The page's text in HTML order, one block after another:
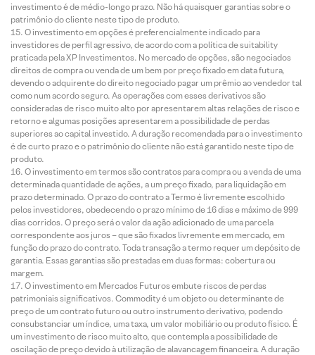
investimento é de médio-longo prazo. Não há quaisquer garantias sobre o
patrimônio do cliente neste tipo de produto.
O investimento em opções é preferencialmente indicado para
investidores de perfil agressivo, de acordo com a política de suitability
praticada pela XP Investimentos. No mercado de opções, são negociados
direitos de compra ou venda de um bem por preço fixado em data futura,
devendo o adquirente do direito negociado pagar um prêmio ao vendedor tal
como num acordo seguro. As operações com esses derivativos são
consideradas de risco muito alto por apresentarem altas relações de risco e
retorno e algumas posições apresentarem a possibilidade de perdas
superiores ao capital investido. A duração recomendada para o investimento
é de curto prazo e o patrimônio do cliente não está garantido neste tipo de
produto.
O investimento em termos são contratos para compra ou a venda de uma
determinada quantidade de ações, a um preço fixado, para liquidação em
prazo determinado. O prazo do contrato a Termo é livremente escolhido
pelos investidores, obedecendo o prazo mínimo de 16 dias e máximo de 999
dias corridos. O preço será o valor da ação adicionado de uma parcela
correspondente aos juros – que são fixados livremente em mercado, em
função do prazo do contrato. Toda transação a termo requer um depósito de
garantia. Essas garantias são prestadas em duas formas: cobertura ou
margem.
O investimento em Mercados Futuros embute riscos de perdas
patrimoniais significativos. Commodity é um objeto ou determinante de
preço de um contrato futuro ou outro instrumento derivativo, podendo
consubstanciar um índice, uma taxa, um valor mobiliário ou produto físico. É
um investimento de risco muito alto, que contempla a possibilidade de
oscilação de preço devido à utilização de alavancagem financeira. A duração